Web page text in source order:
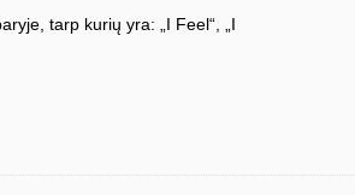
tarp kurių yra: „I Feel“, „I